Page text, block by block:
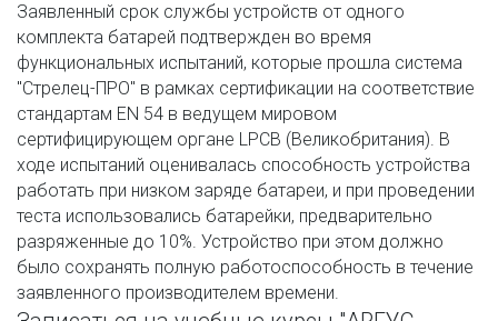
Заявленный срок службы устройств от одного
комплекта батарей подтвержден во время
функциональных испытаний, которые прошла система
"Стрелец-ПРО" в рамках сертификации на соответствие
стандартам EN 54 в ведущем мировом
сертифицирующем органе LPCB (Великобритания). В
ходе испытаний оценивалась способность устройства
работать при низком заряде батареи, и при проведении
теста использовались батарейки, предварительно
разряженные до 10%. Устройство при этом должно
было сохранять полную работоспособность в течение
заявленного производителем времени.